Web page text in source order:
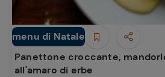
menu di Natale
Dolci e Dessert
Panettone croccante,
all'amaro di erbe
Ricette
preferite